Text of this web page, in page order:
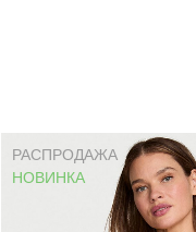
РАСПРОДАЖА
НОВИНКА